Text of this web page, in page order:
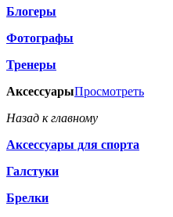
Блогеры
Фотографы
Тренеры
АксессуарыПросмотреть
Назад к главному
Аксессуары для спорта
Галстуки
Брелки